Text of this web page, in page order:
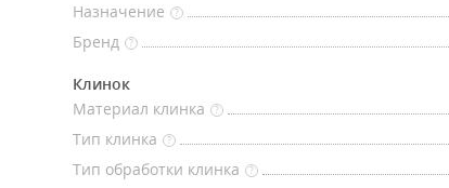
Назначение ?
Бренд ?
Клинок
Материал клинка
?
Тип клинка ?
Тип обработки клинка ?